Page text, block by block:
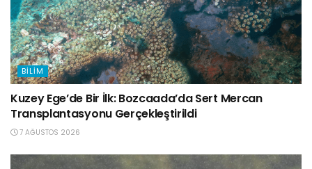
BILIM
Kuzey Ege’de Bir İlk: Bozcaada’da Sert Mercan
Transplantasyonu Gerçekleştirildi
7 AĞUSTOS 2026